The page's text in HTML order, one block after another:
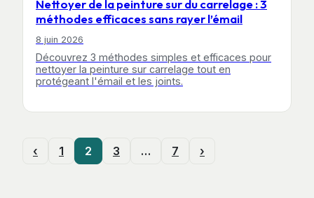
Nettoyer de la peinture sur du carrelage : 3
méthodes efficaces sans rayer l’émail
8 juin 2026
Découvrez 3 méthodes simples et efficaces pour
nettoyer la peinture sur carrelage tout en
protégeant l'émail et les joints.
‹ 1 2 3 … 7 ›